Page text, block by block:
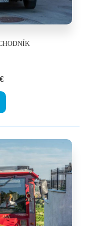
€Price
19,90 €
25,90 €